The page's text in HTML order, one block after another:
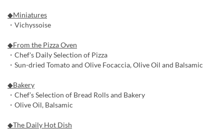
◆Miniatures
・Vichyssoise
◆From the Pizza Oven
・Chef's Daily Selection of Pizza
・Sun-dried Tomato and Olive Focaccia, Olive Oil and Balsamic
◆Bakery
・Chef’s Selection of Bread Rolls and Bakery
・Olive Oil, Balsamic
◆The Daily Hot Dish